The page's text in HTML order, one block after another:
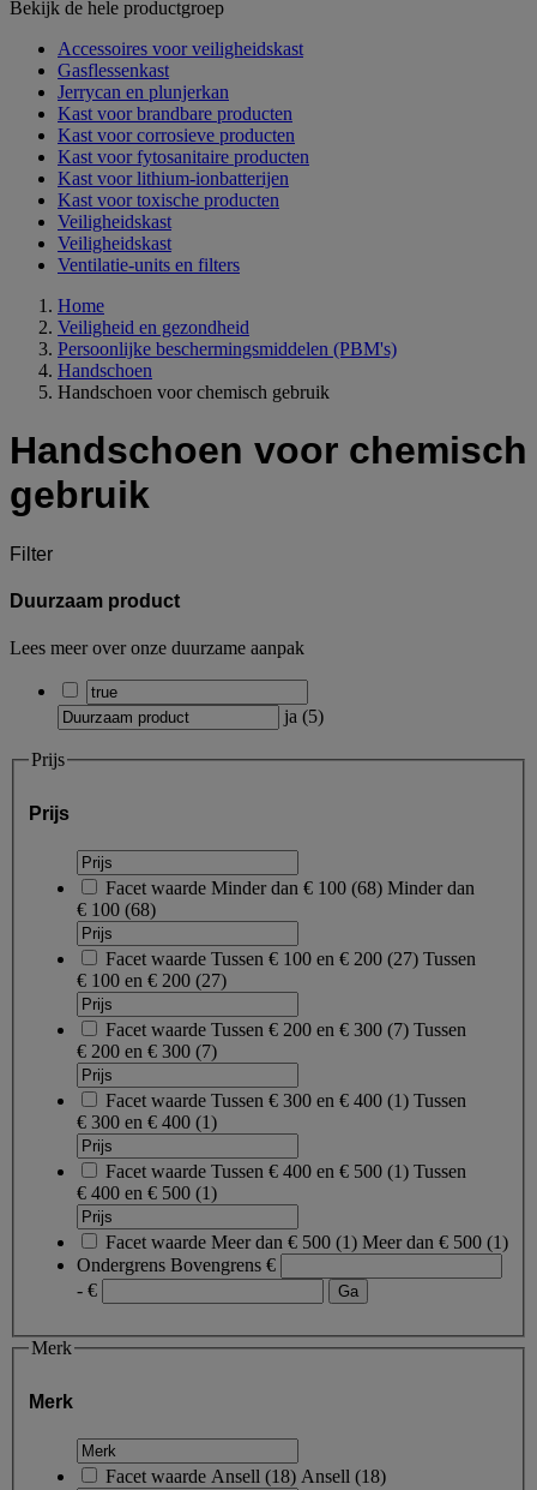
Bekijk de hele productgroep
Accessoires voor veiligheidskast
Gasflessenkast
Jerrycan en plunjerkan
Kast voor brandbare producten
Kast voor corrosieve producten
Kast voor fytosanitaire producten
Kast voor lithium-ionbatterijen
Kast voor toxische producten
Veiligheidskast
Veiligheidskast
Ventilatie-units en filters
Home
Veiligheid en gezondheid
Persoonlijke beschermingsmiddelen (PBM's)
Handschoen
Handschoen voor chemisch gebruik
Handschoen voor chemisch
gebruik
Filter
Duurzaam product
Lees meer over onze duurzame aanpak
ja (5)
Prijs
Prijs
Facet waarde Minder dan € 100 (68) Minder dan
€ 100 (68)
Facet waarde Tussen € 100 en € 200 (27) Tussen
€ 100 en € 200 (27)
Facet waarde Tussen € 200 en € 300 (7) Tussen
€ 200 en € 300 (7)
Facet waarde Tussen € 300 en € 400 (1) Tussen
€ 300 en € 400 (1)
Facet waarde Tussen € 400 en € 500 (1) Tussen
€ 400 en € 500 (1)
Facet waarde Meer dan € 500 (1) Meer dan € 500 (1)
Ondergrens Bovengrens €
- €
Merk
Merk
Facet waarde Ansell (18) Ansell (18)